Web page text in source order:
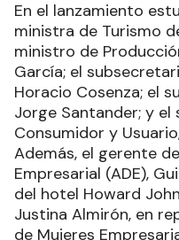
En el lanzamiento
ministra de Turismo
ministro de
García; el
Horacio Cosenza; el
Jorge Santander; y el
Consumidor y
Además, el gerente
Empresarial (ADE),
del hotel Howard
Justina Almirón, en
de Mujeres